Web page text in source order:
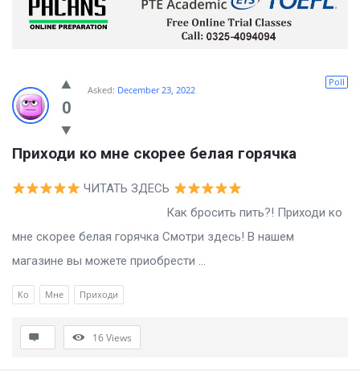
Billion
Essays
Latest
Questions
0
Poll
Asked: December 23, 2022
Приходи ко мне скорее белая горячка
ЧИТАТЬ ЗДЕСЬ
Как бросить пить?! Приходи ко
мне скорее белая горячка Смотри здесь! В нашем
магазине вы можете приобрести ...
Ко Мне Приходи
16Views